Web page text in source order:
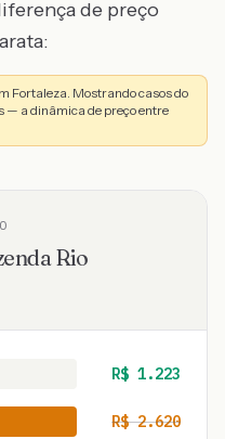
de preço
Fortaleza. Mostrando casos do
— a dinâmica de preço entre
Rio
R$ 1.223
R$2.620